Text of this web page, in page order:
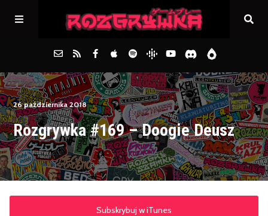
Główna
Archiwum
FAQs
26 października 2018
Rozgrywka #169 – Doogie Deusz
Subskrybuj w iTunes